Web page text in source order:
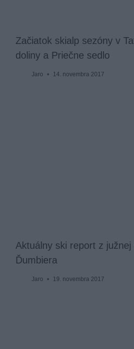
Začiatok skialp sezóny v
doliny a Priečne sedlo
Jaro 14. novembra 2017
Aktuálny ski report z južnej
Ďumbiera
Jaro 19. novembra 2017